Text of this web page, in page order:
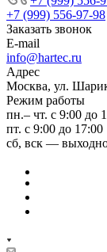
+7 (999) 556-97-98
Заказать звонок
E-mail
info@hartec.ru
Адрес
Москва, ул.
Режим работы
пн.– чт. с 9:00 до
пт. с 9:00 до 17:00
сб, вск —